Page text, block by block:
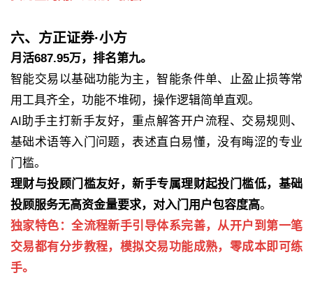
六、方正证券·小方
月活687.95万，排名第九。
智能交易以基础功能为主，智能条件单、止盈止损等常
用工具齐全，功能不堆砌，操作逻辑简单直观。
AI助手主打新手友好，重点解答开户流程、交易规则、
基础术语等入门问题，表述直白易懂，没有晦涩的专业
门槛。
理财与投顾门槛友好，新手专属理财起投门槛低，基础
投顾服务无高资金量要求，对入门用户包容度高。
独家特色：全流程新手引导体系完善，从开户到第一笔
交易都有分步教程，模拟交易功能成熟，零成本即可练
手。